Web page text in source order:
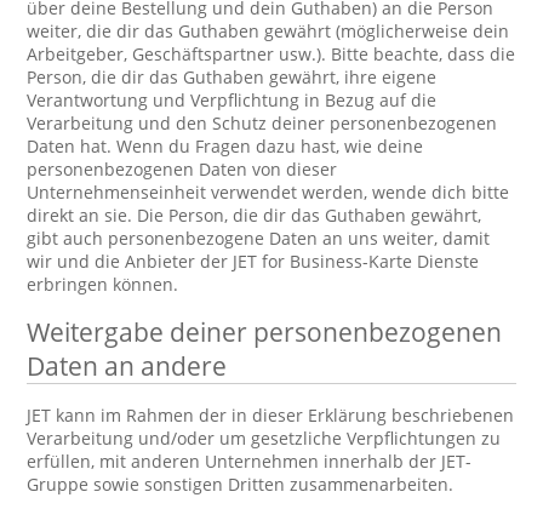
über deine Bestellung und dein Guthaben) an die Person
weiter, die dir das Guthaben gewährt (möglicherweise dein
Arbeitgeber, Geschäftspartner usw.). Bitte beachte, dass die
Person, die dir das Guthaben gewährt, ihre eigene
Verantwortung und Verpflichtung in Bezug auf die
Verarbeitung und den Schutz deiner personenbezogenen
Daten hat. Wenn du Fragen dazu hast, wie deine
personenbezogenen Daten von dieser
Unternehmenseinheit verwendet werden, wende dich bitte
direkt an sie. Die Person, die dir das Guthaben gewährt,
gibt auch personenbezogene Daten an uns weiter, damit
wir und die Anbieter der JET for Business-Karte Dienste
erbringen können.
Weitergabe deiner personenbezogenen
Daten an andere
JET kann im Rahmen der in dieser Erklärung beschriebenen
Verarbeitung und/oder um gesetzliche Verpflichtungen zu
erfüllen, mit anderen Unternehmen innerhalb der JET-
Gruppe sowie sonstigen Dritten zusammenarbeiten.